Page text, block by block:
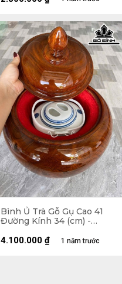
Bình Ủ Trà Gỗ Gụ Cao 41
Đường Kính 34 (cm) -
1 năm trước
4.100.000 ₫